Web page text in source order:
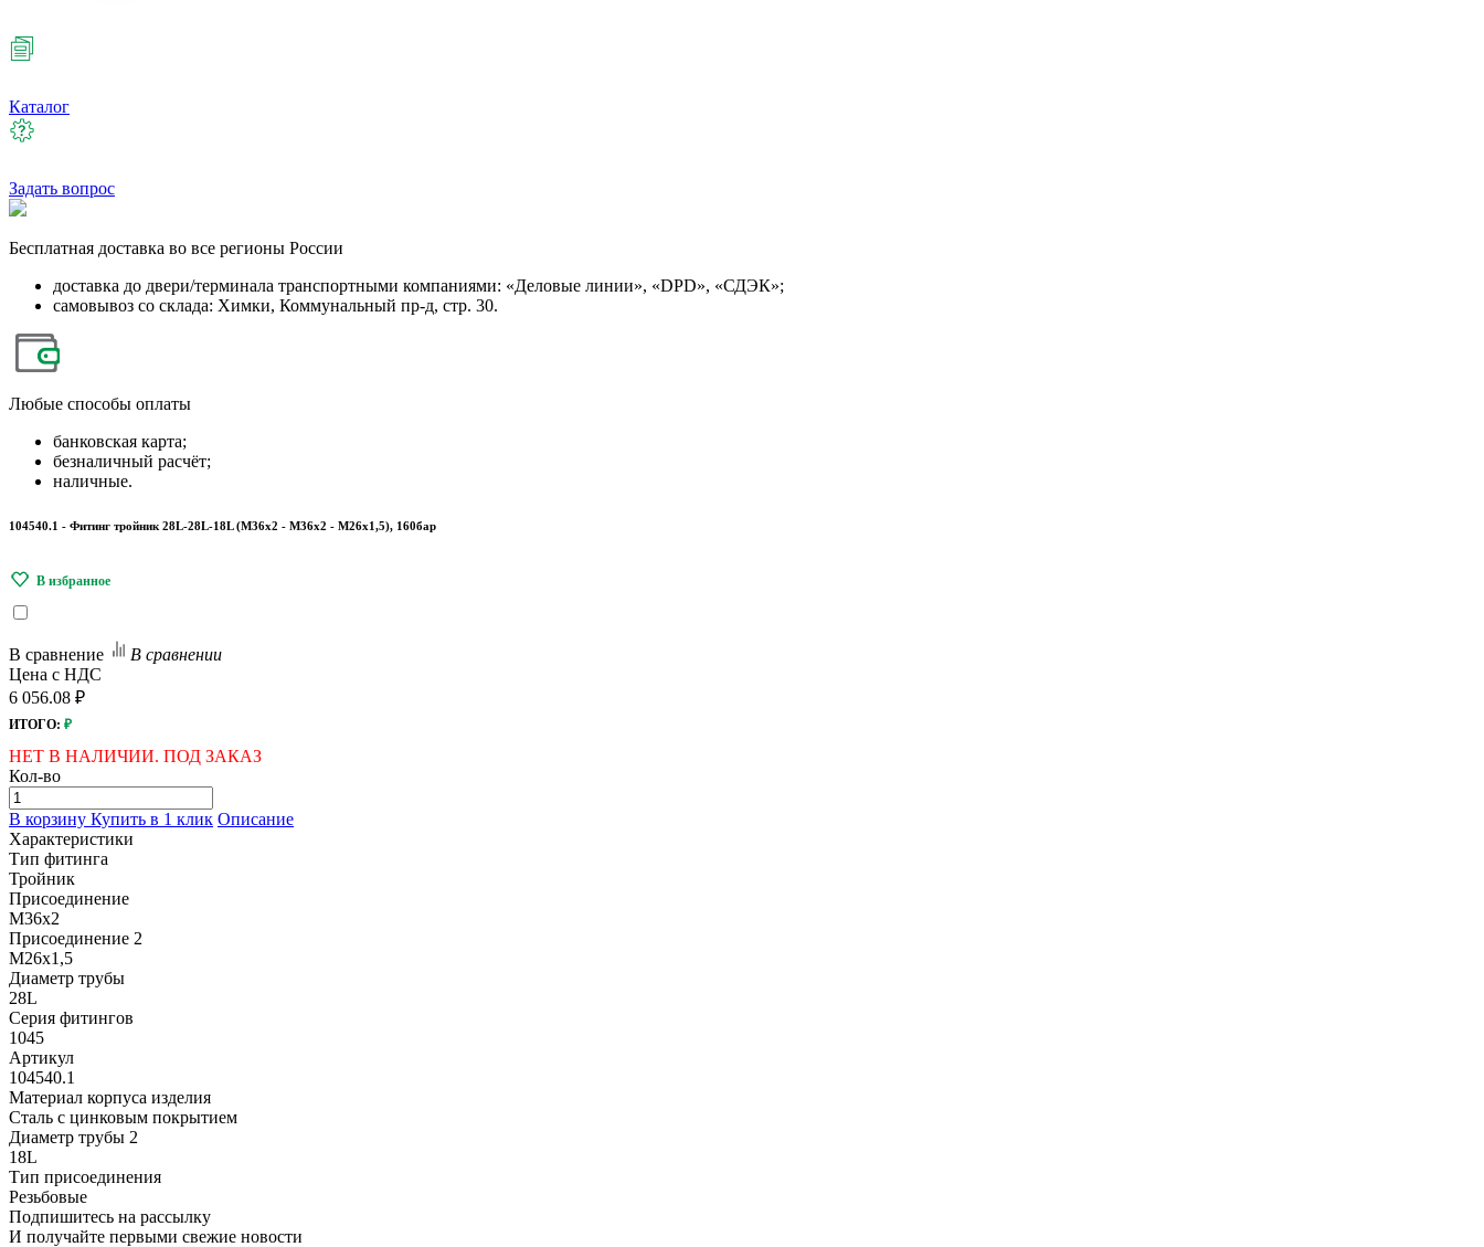
Каталог
Задать вопрос
Бесплатная доставка во все регионы России
доставка до двери/терминала транспортными компаниями: «Деловые линии», «DPD», «СДЭК»;
самовывоз со склада: Химки, Коммунальный пр-д, стр. 30.
Любые способы оплаты
банковская карта;
безналичный расчёт;
наличные.
104540.1 - Фитинг тройник 28L-28L-18L (М36х2 - М36х2 - М26x1,5), 160бар
В сравнение
В сравнении
Цена с НДС
6 056.08 ₽
ИТОГО: ₽
НЕТ В НАЛИЧИИ. ПОД ЗАКАЗ
Кол-во
В корзину Купить в 1 клик Описание
Характеристики
Тип фитинга
Тройник
Присоединение
M36х2
Присоединение 2
M26x1,5
Диаметр трубы
28L
Серия фитингов
1045
Артикул
104540.1
Материал корпуса изделия
Сталь с цинковым покрытием
Диаметр трубы 2
18L
Тип присоединения
Резьбовые
Подпишитесь на рассылку
И получайте первыми свежие новости